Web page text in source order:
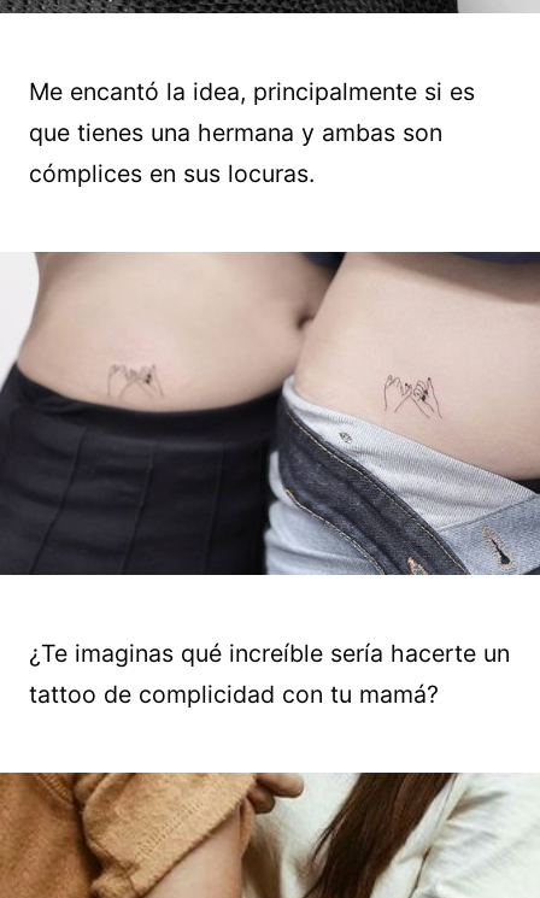
Me encantó la idea, principalmente si es
que tienes una hermana y ambas son
cómplices en sus locuras.
¿Te imaginas qué increíble sería hacerte un
tattoo de complicidad con tu mamá?